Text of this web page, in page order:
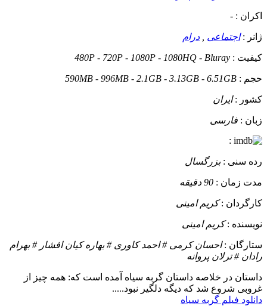
اکران : -
ژانر :اجتماعی درام
کیفیت : 480P - 720P - 1080P - 1080HQ - Bluray
حجم : 590MB - 996MB - 2.1GB - 3.13GB - 6.51GB
کشور :ایران
زبان : فارسی
:
رده سنی :بزرگسال
مدت زمان : 90 دقیقه
کارگردان :کریم امینی
نویسنده :کریم امینی
ستارگان :احسان کرمی # احمد کاوری # بهاره کیان افشار # بهرام
رادان # ترلان پروانه
داستان در خلاصه داستان گربه سیاه آمده است که: همه چیز از
غروبی شروع شد که دیگه دلگیر نبود.....
دانلود فیلم گربه سیاه